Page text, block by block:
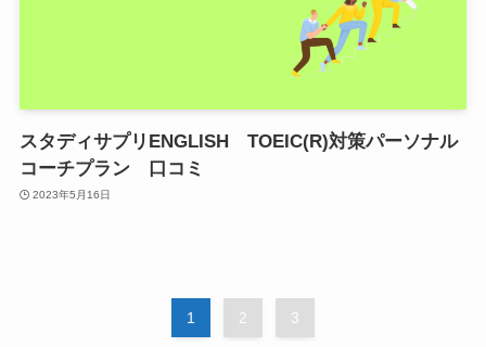
スタディサプリENGLISH TOEIC(R)対策パーソナル
コーチプラン 口コミ
2023年5月16日
1 2 3